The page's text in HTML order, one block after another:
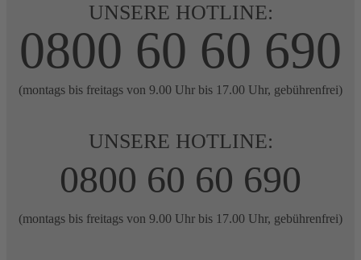
UNSERE HOTLINE:
0800 60 60 690
(montags bis freitags von 9.00 Uhr bis 17.00 Uhr, gebührenfrei)
UNSERE HOTLINE:
0800 60 60 690
(montags bis freitags von 9.00 Uhr bis 17.00 Uhr, gebührenfrei)